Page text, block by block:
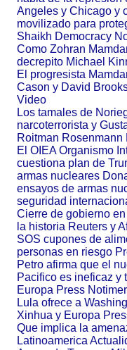
Angeles y Chicago y
movilizado para
Shaikh Democracy
Como Zohran
decrepito Michael
El progresista
Cason y David
Video
Los tamales de
narcoterrorista y
Roitman Rosenmann
El OIEA Organismo
cuestiona plan de
armas nucleares
ensayos de armas
seguridad
Cierre de gobierno
la historia Reuters y
SOS cupones de
personas en riesgo
Petro afirma que el
Pacifico es ineficaz y
Europa Press
Lula ofrece a
Xinhua y Europa
Que implica la
Latinoamerica